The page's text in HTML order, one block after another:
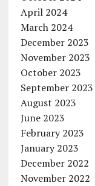
April 2024
March 2024
December 2023
November 2023
October 2023
September 2023
August 2023
June 2023
February 2023
January 2023
December 2022
November 2022